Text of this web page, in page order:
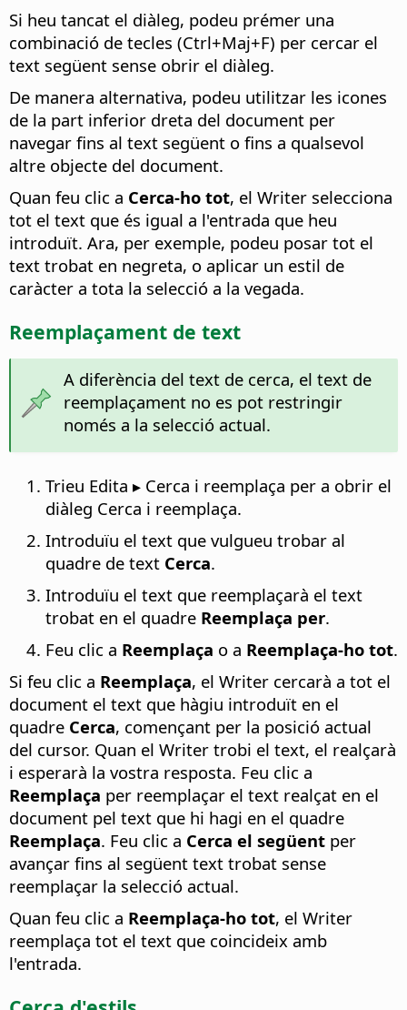
Si heu tancat el diàleg, podeu prémer una
combinació de tecles (Ctrl+Maj+F) per cercar el
text següent sense obrir el diàleg.
De manera alternativa, podeu utilitzar les icones
de la part inferior dreta del document per
navegar fins al text següent o fins a qualsevol
altre objecte del document.
Quan feu clic a Cerca-ho tot, el Writer selecciona
tot el text que és igual a l'entrada que heu
introduït. Ara, per exemple, podeu posar tot el
text trobat en negreta, o aplicar un estil de
caràcter a tota la selecció a la vegada.
Reemplaçament de text
A diferència del text de cerca, el text de
reemplaçament no es pot restringir
només a la selecció actual.
Trieu Edita ▸ Cerca i reemplaça per a obrir el
diàleg Cerca i reemplaça.
Introduïu el text que vulgueu trobar al
quadre de text Cerca.
Introduïu el text que reemplaçarà el text
trobat en el quadre Reemplaça per.
Feu clic a Reemplaça o a Reemplaça-ho tot.
Si feu clic a Reemplaça, el Writer cercarà a tot el
document el text que hàgiu introduït en el
quadre Cerca, començant per la posició actual
del cursor. Quan el Writer trobi el text, el realçarà
i esperarà la vostra resposta. Feu clic a
Reemplaça per reemplaçar el text realçat en el
document pel text que hi hagi en el quadre
Reemplaça. Feu clic a Cerca el següent per
avançar fins al següent text trobat sense
reemplaçar la selecció actual.
Quan feu clic a Reemplaça-ho tot, el Writer
reemplaça tot el text que coincideix amb
l'entrada.